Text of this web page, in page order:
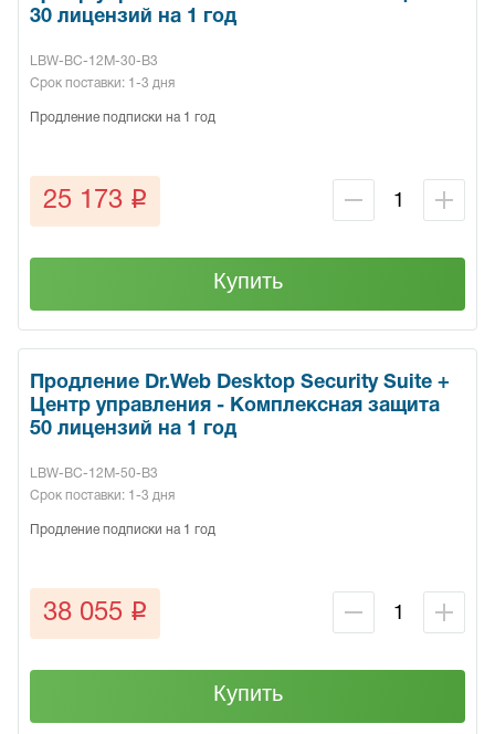
30 лицензий на 1 год
LBW-BC-12M-30-B3
Срок поставки: 1-3 дня
Продление подписки на 1 год
25 173 q
Купить
Продление Dr.Web Desktop Security Suite +
Центр управления - Комплексная защита
50 лицензий на 1 год
LBW-BC-12M-50-B3
Срок поставки: 1-3 дня
Продление подписки на 1 год
38 055 q
Купить